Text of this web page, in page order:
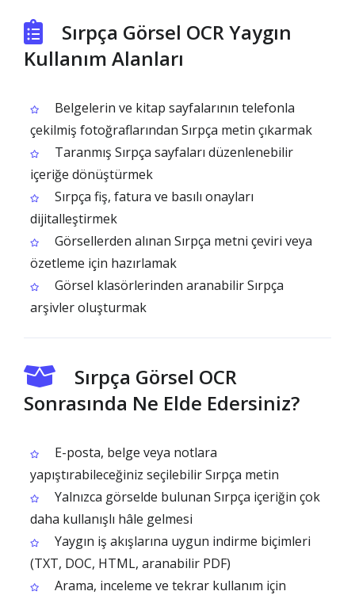
Sırpça Görsel OCR Yaygın
Kullanım Alanları
Belgelerin ve kitap sayfalarının telefonla
çekilmiş fotoğraflarından Sırpça metin çıkarmak
Taranmış Sırpça sayfaları düzenlenebilir
içeriğe dönüştürmek
Sırpça fiş, fatura ve basılı onayları
dijitalleştirmek
Görsellerden alınan Sırpça metni çeviri veya
özetleme için hazırlamak
Görsel klasörlerinden aranabilir Sırpça
arşivler oluşturmak
Sırpça Görsel OCR
Sonrasında Ne Elde Edersiniz?
E-posta, belge veya notlara
yapıştırabileceğiniz seçilebilir Sırpça metin
Yalnızca görselde bulunan Sırpça içeriğin çok
daha kullanışlı hâle gelmesi
Yaygın iş akışlarına uygun indirme biçimleri
(TXT, DOC, HTML, aranabilir PDF)
Arama, inceleme ve tekrar kullanım için